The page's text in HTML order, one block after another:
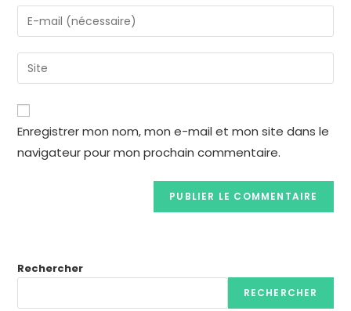
Enregistrer mon nom, mon e-mail et mon site dans le
navigateur pour mon prochain commentaire.
Rechercher
RECHERCHER